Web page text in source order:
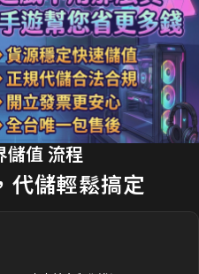
買了 2990元 節日禮包 交易成功
買了 33元 銅板禮包 交易成功
買了 490元 特惠禮包 交易成功
買了 1690元 禮包 交易成功
買了 990元 月卡
買了 3290元 禮包 交易成功
儲值 流程
代儲輕鬆搞定